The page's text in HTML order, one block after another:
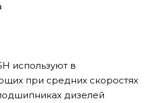
используют в
при средних скоростях
дизелей